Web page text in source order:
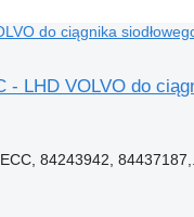
LHD VOLVO do
84243942,